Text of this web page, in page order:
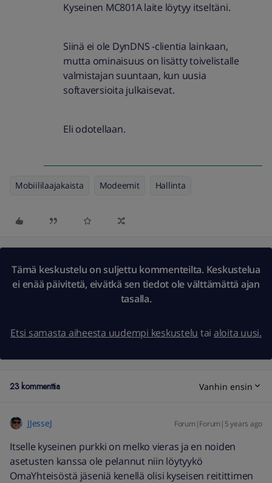
Kyseinen MC801A laite löytyy itseltäni.
Siinä ei ole DynDNS -clientia lainkaan,
mutta ominaisuus on lisätty toivelistalle
valmistajan suuntaan, kun uusia
softaversioita julkaisevat.
Eli odotellaan.
Mobiililaajakaista Modeemit Hallinta
Tämä keskustelu on suljettu kommenteilta. Keskustelua
ei enää päivitetä, eivätkä sen tiedot ole välttämättä ajan
tasalla.
Etsi samasta aiheesta uudempi keskustelu tai aloita uusi.
23 kommenttia Vanhin ensin
JJesseJ Forum|Forum|5 years ago
Itselle kyseinen purkki on melko vieras ja en noiden
asetusten kanssa ole pelannut niin löytyykö
OmaYhteisöstä jäseniä kenellä olisi kyseisen reitittimen